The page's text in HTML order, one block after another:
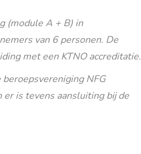
(module A + B) in
van 6 personen. De
met een KTNO accreditatie.
NFG
er is tevens aansluiting bij de